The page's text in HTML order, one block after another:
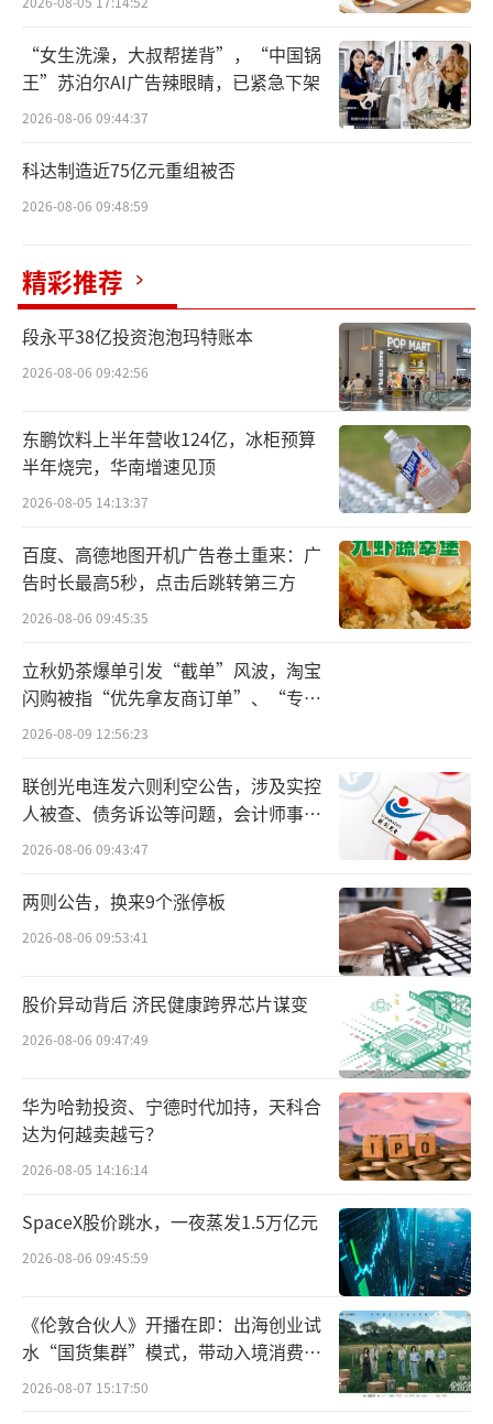
经审理查明，湖南湘佳牧业股份有限公司
均在该公司非种蛋库担任保管员。
某在向湘佳股份购买鸡蛋的过程中，分别与被
告人吴某等四人相互勾结，利用吴某职务便
利，通过更改鸡蛋出库件数、虚报数据、多提
少记等方式侵占湘佳股份鸡蛋，被侵占鸡蛋价
值超400万元，6名被告人非法获利11万余元-38
8万余元不等。
法院认为，被告人王某、姚某利用被告人
吴某的职务便利，将湘佳公司的财物非法占为
己有，被告人陈某、唐某、金某明知他人利用
吴某的职务便利，侵占单位财物，仍参与配
近年业绩出现“过山车”
总收入44.71亿元，同比增长6.35%；归母净利
润3294.67万元，同比下降66.41%；扣非净利
润1727.38万元，同比下降85.50%；经营活动
产生的现金流量净额为3.77亿元，同比下降0.8
7%。
数据显示，公司主要产品冰鲜产品贡献公
司去年60.65%营收，毛利率下滑0.85%；活禽
产品贡献公司去年19.93%营收，毛利率下滑3.
从近几年财务数据来看，湘佳股份业绩波
动较大，2020年至2024年公司净利润分别为1.
744亿元、2568万元、1.059亿元、-1.472亿
元、9810万元；扣非净利润则分别为1.587亿
元、872.0万元、8503万元、-1.580亿元、1.19
1亿元。
2026年一季度，公司实现营业总收入11.38
“女生洗澡，大叔帮搓背”，“中国锅
王”苏泊尔AI广告辣眼睛，已紧急下架
2026-08-06 09:44:37
科达制造近75亿元重组被否
2026-08-06 09:48:59
精彩推荐
段永平38亿投资泡泡玛特账本
2026-08-06 09:42:56
东鹏饮料上半年营收124亿，冰柜预算
半年烧完，华南增速见顶
2026-08-05 14:13:37
百度、高德地图开机广告卷土重来：广
告时长最高5秒，点击后跳转第三方
2026-08-06 09:45:35
立秋奶茶爆单引发“截单”风波，淘宝
闪购被指“优先拿友商订单”、“专挑
贵的拿”
2026-08-09 12:56:23
联创光电连发六则利空公告，涉及实控
人被查、债务诉讼等问题，会计师事务
所曾出具“保留意见”
2026-08-06 09:43:47
两则公告，换来9个涨停板
2026-08-06 09:53:41
股价异动背后 济民健康跨界芯片谋变
2026-08-06 09:47:49
华为哈勃投资、宁德时代加持，天科合
达为何越卖越亏？
2026-08-05 14:16:14
SpaceX股价跳水，一夜蒸发1.5万亿元
2026-08-06 09:45:59
《伦敦合伙人》开播在即：出海创业试
水“国货集群”模式，带动入境消费反
向种草
2026-08-07 15:17:50